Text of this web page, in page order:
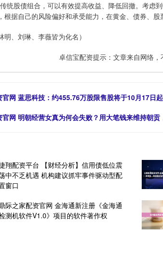
统股债组合，可以有效提高收益、降低回撤。考虑
根据自己的风险偏好和承受能力，在黄金、债券、股
明、刘琳、李薇皆为化名）
卓信宝配资提示：文章来自网络，
官网 蓝思科技：约455.76万股限售股将于10月17日
官网 明朝经营女真为何会失败？用大笔钱来维持朝
翔配资平台 【财经分析】信用债低位震
中不乏机遇 机构建议抓牢事件驱动型配
窗口
际之家配资官网 金海通新注册《金海通
测机软件V1.0》项目的软件著作权